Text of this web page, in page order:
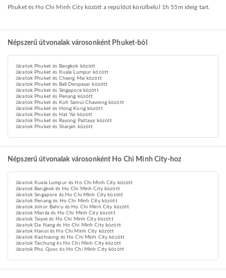
Phuket és Ho Chi Minh City között a repülőút körülbelül 1h 55m ideig tart.
Népszerű útvonalak városonként Phuket-ból
Járatok Phuket és Bangkok között
Járatok Phuket és Kuala Lumpur között
Járatok Phuket és Chiang Mai között
Járatok Phuket és Bali Denpasar között
Járatok Phuket és Singapore között
Járatok Phuket és Penang között
Járatok Phuket és Koh Samui Chaweng között
Járatok Phuket és Hong Kong között
Járatok Phuket és Hat Yai között
Járatok Phuket és Rayong Pattaya között
Járatok Phuket és Sharjah között
Népszerű útvonalak városonként Ho Chi Minh City-hoz
Járatok Kuala Lumpur és Ho Chi Minh City között
Járatok Bangkok és Ho Chi Minh City között
Járatok Singapore és Ho Chi Minh City között
Járatok Penang és Ho Chi Minh City között
Járatok Johor Bahru és Ho Chi Minh City között
Járatok Manila és Ho Chi Minh City között
Járatok Taipei és Ho Chi Minh City között
Járatok Da Nang és Ho Chi Minh City között
Járatok Hanoi és Ho Chi Minh City között
Járatok Kaohsiung és Ho Chi Minh City között
Járatok Taichung és Ho Chi Minh City között
Járatok Phu Quoc és Ho Chi Minh City között